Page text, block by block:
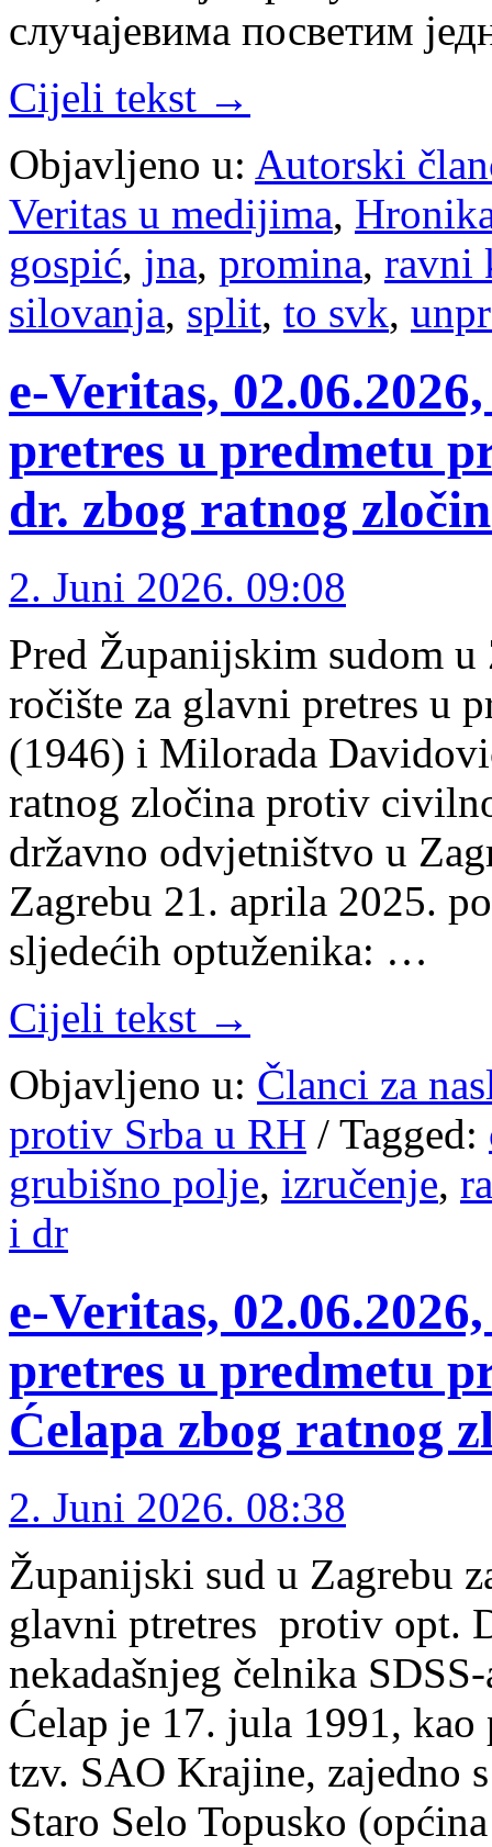
случајевима посветим
Cijeli tekst →
Objavljeno u: Autorski
Veritas u medijima,
gospić, jna, promina, ravni
silovanja, split, to svk,
e-Veritas,
pretres u predmetu
dr. zbog ratnog
2. Juni 2026. 09:08
Pred Županijskim sudom u
ročište za glavni pretres u
(1946) i Milorada
ratnog zločina protiv
državno odvjetništvo u
Zagrebu 21. aprila 2025.
sljedećih optuženika: …
Cijeli tekst →
Objavljeno u: Članci za
protiv Srba u RH / Tagged:
grubišno polje, izručenje,
i dr
e-Veritas,
pretres u predmetu
Ćelapa zbog ratnog
2. Juni 2026. 08:38
Županijski sud u Zagrebu
glavni ptretres protiv opt.
nekadašnjeg čelnika
Ćelap je 17. jula 1991,
tzv. SAO Krajine, zajedno
Staro Selo Topusko